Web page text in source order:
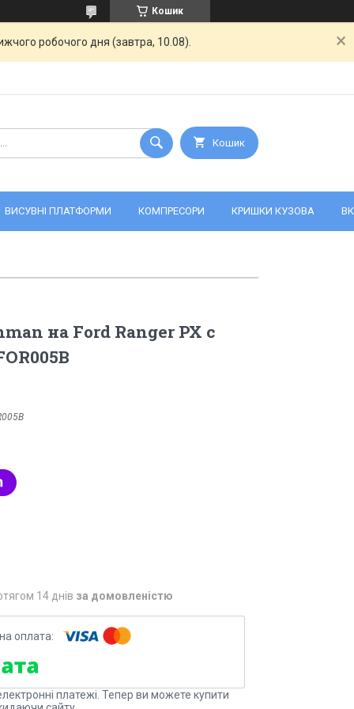
Кошик
робочого дня (завтра, 10.08).
Кошик
ВИСУВНІ ПЛАТФОРМИ КОМПРЕСОРИ КРИШКИ КУЗОВА
на Ford Ranger PX с
14 днів за домовленістю
платежі. Тепер ви можете купити